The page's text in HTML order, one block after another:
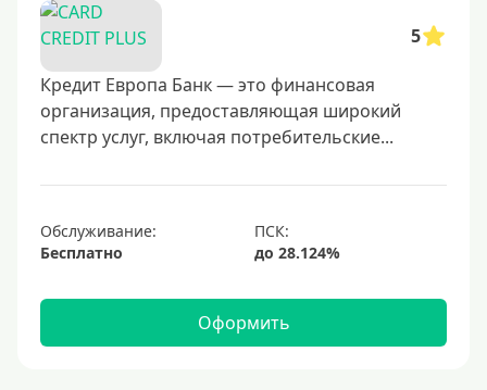
25000 руб
30000 руб
40000 руб
50000 руб
60000 руб
70000 руб
100000 руб
5
Кредит Европа Банк — это финансовая
организация, предоставляющая широкий
спектр услуг, включая потребительские...
Обслуживание:
Бесплатно
Оформить